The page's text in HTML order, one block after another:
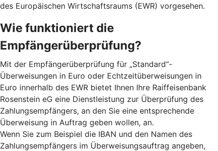
des Europäischen Wirtschaftsraums (EWR) vorgesehen.
Wie funktioniert die
Empfängerüberprüfung?
Mit der Empfängerüberprüfung für „Standard“-
Überweisungen in Euro oder Echtzeitüberweisungen in
Euro innerhalb des EWR bietet Ihnen Ihre Raiffeisenbank
Rosenstein eG eine Dienstleistung zur Überprüfung des
Zahlungsempfängers, an den Sie eine entsprechende
Überweisung in Auftrag geben wollen, an.
Wenn Sie zum Beispiel die IBAN und den Namen des
Zahlungsempfängers im Überweisungsauftrag angeben,